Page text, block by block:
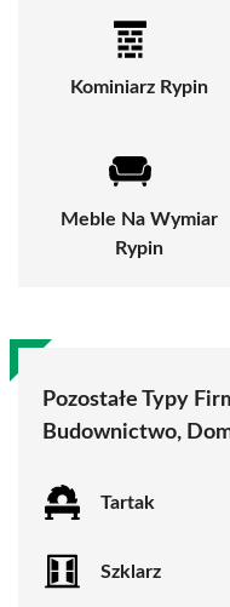
Kominiarz Rypin
Meble Na Wymiar
Rypin
Pozostałe Typy
Budownictwo,
Tartak
Szklarz